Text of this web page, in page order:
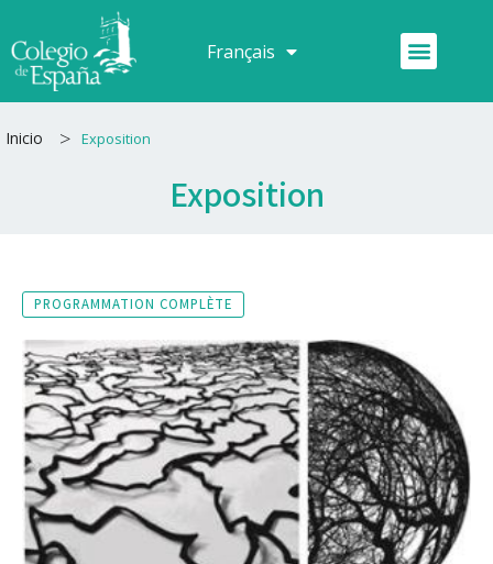
au
contenu
Français
Español Menu
Inicio > Exposition
Exposition
PROGRAMMATION COMPLÈTE